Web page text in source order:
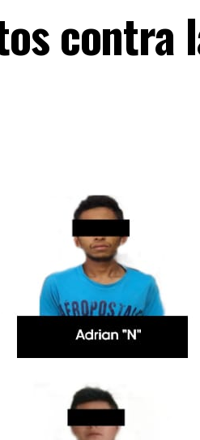
contra